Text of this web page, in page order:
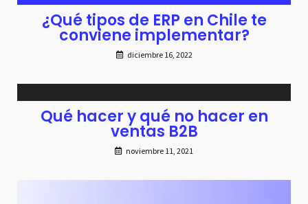
¿Qué tipos de ERP en Chile te
conviene implementar?
diciembre 16, 2022
Qué hacer y qué no hacer en
ventas B2B
noviembre 11, 2021